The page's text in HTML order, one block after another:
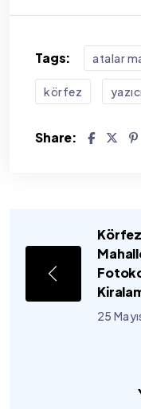
Tags: atalar
körfez
Share:
25